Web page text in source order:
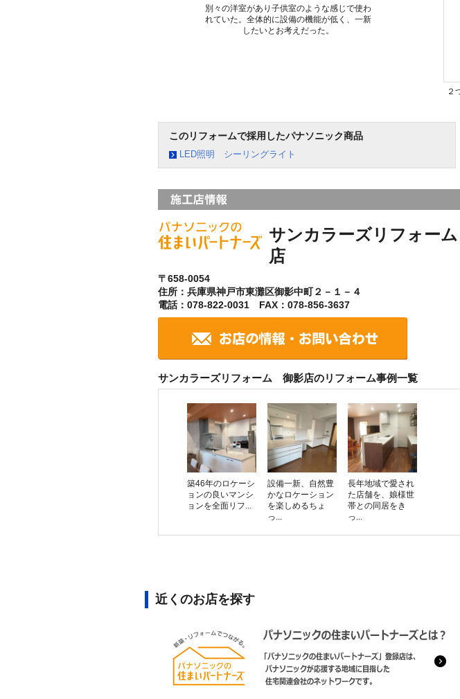
別々の洋室があり子供室のような感じで使わ
れていた。全体的に設備の機能が低く、一新
したいとお考えだった。
２
このリフォームで採用したパナソニック商品
LED照明 シーリングライト
サンカラーズリフォー
店
〒658-0054
住所：兵庫県神戸市東灘区御影中町２－１－４
電話：078-822-0031 FAX：078-856-3637
サンカラーズリフォーム 御影店のリフォーム事例一覧
築46年のロケーシ
ョンの良いマンシ
ョンを全面リフ...
設備一新、自然豊
かなロケーション
を楽しめるちょ
っ...
長年地域で愛され
た店舗を、娘様世
帯との同居をき
っ...
近くのお店を探す